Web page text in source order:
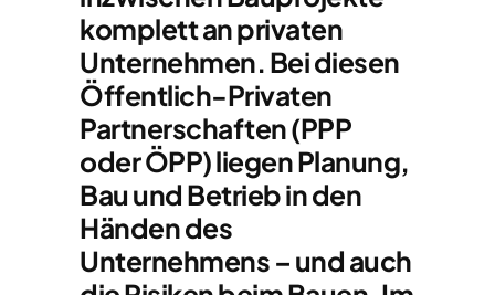
komplett an privaten
Unternehmen. Bei diesen
Öffentlich-Privaten
Partnerschaften (PPP
oder ÖPP) liegen Planung,
Bau und Betrieb in den
Händen des
Unternehmens – und auch